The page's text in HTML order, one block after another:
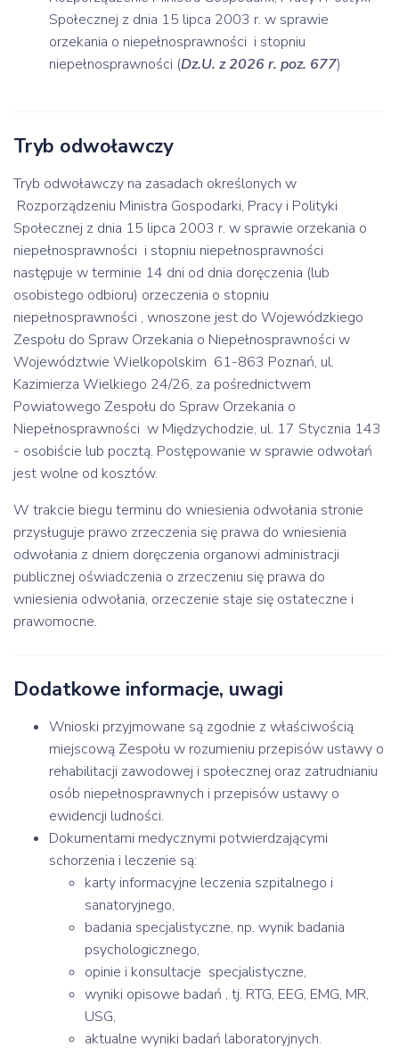
Społecznej z dnia 15 lipca 2003 r. w sprawie
orzekania o niepełnosprawności i stopniu
niepełnosprawności (Dz.U. z 2026 r. poz. 677)
Tryb odwoławczy
Tryb odwoławczy na zasadach określonych w
Rozporządzeniu Ministra Gospodarki, Pracy i Polityki
Społecznej z dnia 15 lipca 2003 r. w sprawie orzekania o
niepełnosprawności i stopniu niepełnosprawności
następuje w terminie 14 dni od dnia doręczenia (lub
osobistego odbioru) orzeczenia o stopniu
niepełnosprawności , wnoszone jest do Wojewódzkiego
Zespołu do Spraw Orzekania o Niepełnosprawności w
Województwie Wielkopolskim 61-863 Poznań, ul.
Kazimierza Wielkiego 24/26, za pośrednictwem
Powiatowego Zespołu do Spraw Orzekania o
Niepełnosprawności w Międzychodzie, ul. 17 Stycznia 143
- osobiście lub pocztą. Postępowanie w sprawie odwołań
jest wolne od kosztów.
W trakcie biegu terminu do wniesienia odwołania stronie
przysługuje prawo zrzeczenia się prawa do wniesienia
odwołania z dniem doręczenia organowi administracji
publicznej oświadczenia o zrzeczeniu się prawa do
wniesienia odwołania, orzeczenie staje się ostateczne i
prawomocne.
Dodatkowe informacje, uwagi
Wnioski przyjmowane są zgodnie z właściwością
miejscową Zespołu w rozumieniu przepisów ustawy o
rehabilitacji zawodowej i społecznej oraz zatrudnianiu
osób niepełnosprawnych i przepisów ustawy o
ewidencji ludności.
Dokumentami medycznymi potwierdzającymi
schorzenia i leczenie są:
karty informacyjne leczenia szpitalnego i
sanatoryjnego,
badania specjalistyczne, np. wynik badania
psychologicznego,
opinie i konsultacje specjalistyczne,
wyniki opisowe badań , tj. RTG, EEG, EMG, MR,
USG,
aktualne wyniki badań laboratoryjnych.